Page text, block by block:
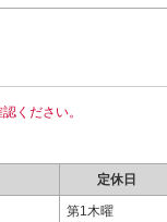
ください。
定休日
第1木曜